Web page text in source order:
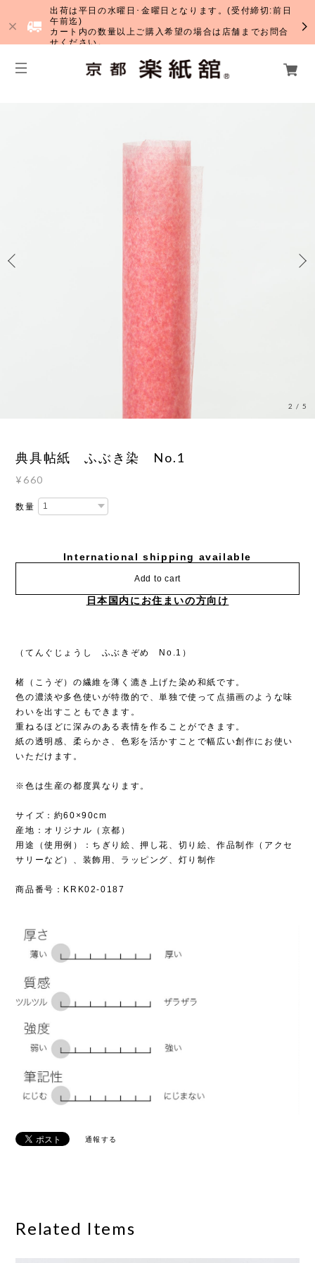
出荷は平日の水曜日･金曜日となります。(受付締切:前日
午前迄)
カート内の数量以上ご購入希望の場合は店舗までお問合
せください。
3 /5
典具帖紙 ふぶき染 No.1
¥660
数量
International shipping available
Add to cart
日本国内にお住まいの方向け
（てんぐじょうし ふぶきぞめ No.1）
楮（こうぞ）の繊維を薄く漉き上げた染め和紙です。
色の濃淡や多色使いが特徴的で、単独で使って点描画のような味
わいを出すこともできます。
重ねるほどに深みのある表情を作ることができます。
紙の透明感、柔らかさ、色彩を活かすことで幅広い創作にお使い
いただけます。
※色は生産の都度異なります。
サイズ：約60×90cm
産地：オリジナル（京都）
用途（使用例）：ちぎり絵、押し花、切り絵、作品制作（アクセ
サリーなど）、装飾用、ラッピング、灯り制作
商品番号：KRK02-0187
通報する
Related Items